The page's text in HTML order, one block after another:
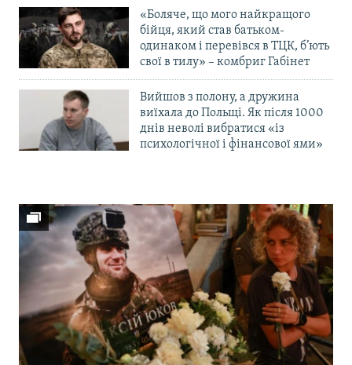
«Боляче, що мого найкращого
бійця, який став батьком-
одинаком і перевівся в ТЦК, б’ють
свої в тилу» – комбриг Габінет
Вийшов з полону, а дружина
виїхала до Польщі. Як після 1000
днів неволі вибратися «із
психологічної і фінансової ями»